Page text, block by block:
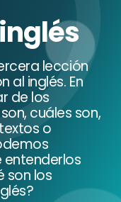
lección
al inglés. En
de los
cuáles son,
o
son los